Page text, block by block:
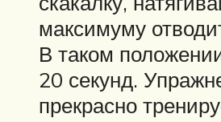
максимуму
В таком
20 секунд.
прекрасно